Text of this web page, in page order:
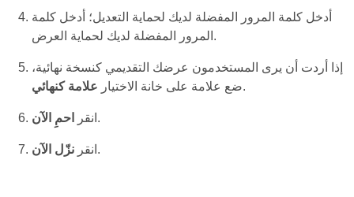
أدخل كلمة المرور المفضلة لديك لحماية التعديل؛ أدخل كلمة
المرور المفضلة لديك لحماية العرض.
إذا أردت أن يرى المستخدمون عرضك التقديمي كنسخة نهائية،
ضع علامة على خانة الاختيار علامة كنهائي .
انقر احمِ الآن .
انقر نزّل الآن .